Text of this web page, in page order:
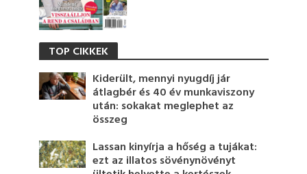
TOP CIKKEK
Kiderült, mennyi nyugdíj jár
átlagbér és 40 év munkaviszony
után: sokakat meglephet az
összeg
Lassan kinyírja a hőség a tujákat:
ezt az illatos sövénynövényt